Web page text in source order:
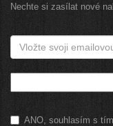
Nechte si zasílat nové
ANO, souhlasím s